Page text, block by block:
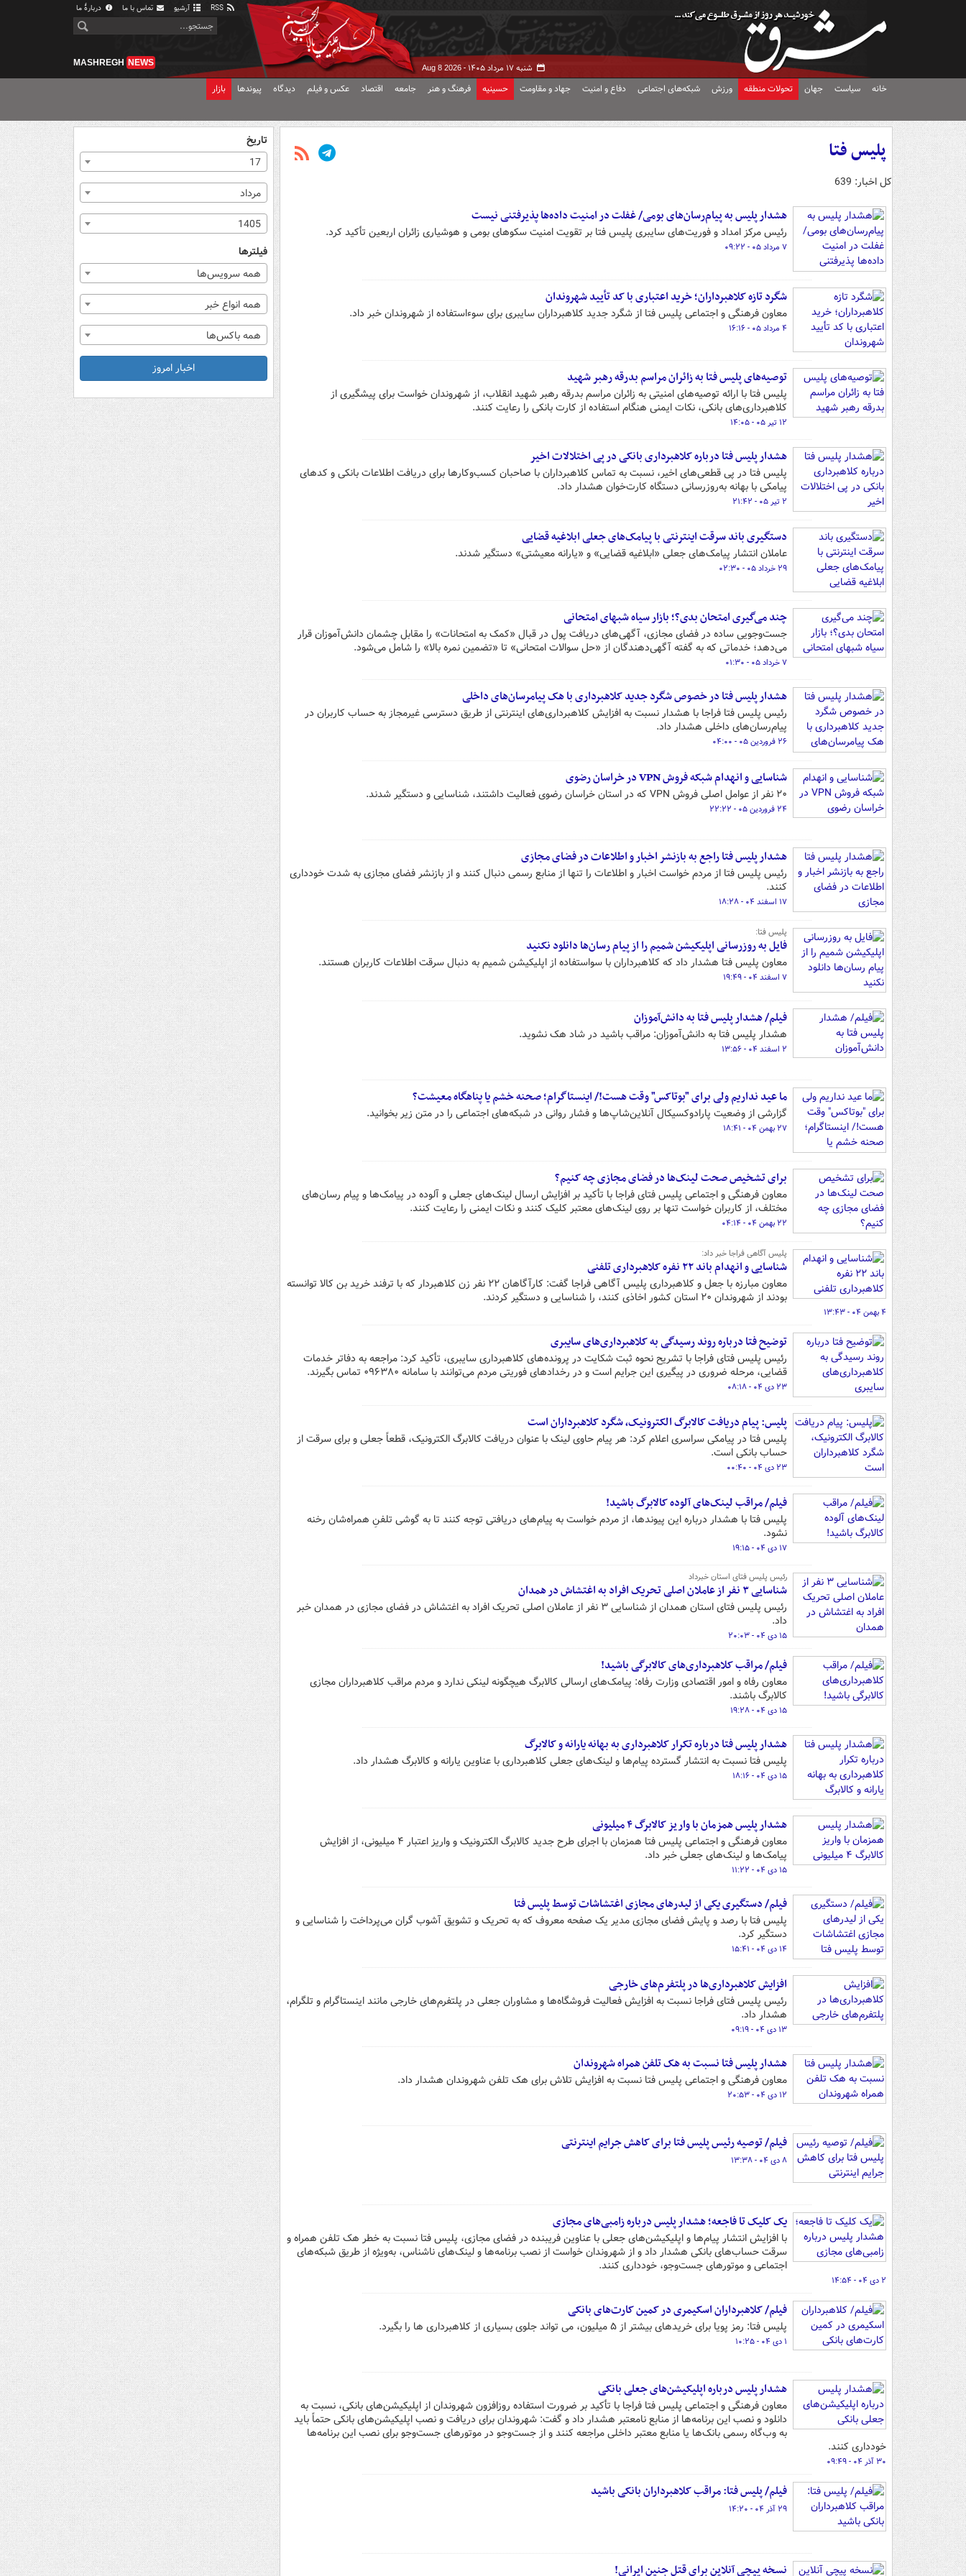
آرشیو تماس با ما دربارهٔ ما
شنبه ۱۷ مرداد ۱۴۰۵ - Aug 8 2026
MASHREGH NEWS
خانه سیاست جهان تحولات منطقه ورزش شبکه‌های اجتماعی دفاع و امنیت جهاد و مقاومت حسینیه فرهنگ و هنر جامعه اقتصاد عکس و فیلم دیدگاه پیوندها بازار
پلیس فتا
کل اخبار: 639
هشدار پلیس به پیام‌رسان‌های بومی/ غفلت در امنیت داده‌ها پذیرفتنی نیست
رئیس مرکز امداد و فوریت‌های سایبری پلیس فتا بر تقویت امنیت سکوهای بومی و هوشیاری زائران اربعین تأکید کرد.
۷ مرداد ۰۵ - ۰۹:۲۲
شگرد تازه کلاهبرداران؛ خرید اعتباری با کد تأیید شهروندان
معاون فرهنگی و اجتماعی پلیس فتا از شگرد جدید کلاهبرداران سایبری برای سوءاستفاده از شهروندان خبر داد.
۴ مرداد ۰۵ - ۱۶:۱۶
توصیه‌های پلیس فتا به زائران مراسم بدرقه رهبر شهید
پلیس فتا با ارائه توصیه‌های امنیتی به زائران مراسم بدرقه رهبر شهید انقلاب، از شهروندان خواست برای پیشگیری از
کلاهبرداری‌های بانکی، نکات ایمنی هنگام استفاده از کارت بانکی را رعایت کنند.
۱۲ تیر ۰۵ - ۱۴:۰۵
هشدار پلیس فتا درباره کلاهبرداری بانکی در پی اختلالات اخیر
پلیس فتا در پی قطعی‌های اخیر، نسبت به تماس کلاهبرداران با صاحبان کسب‌وکارها برای دریافت اطلاعات بانکی و کدهای
پیامکی با بهانه به‌روزرسانی دستگاه کارت‌خوان هشدار داد.
۲ تیر ۰۵ - ۲۱:۴۲
دستگیری باند سرقت اینترنتی با پیامک‌های جعلی ابلاغیه قضایی
عاملان انتشار پیامک‌های جعلی «ابلاغیه قضایی» و «یارانه معیشتی» دستگیر شدند.
۲۹ خرداد ۰۵ - ۰۲:۳۰
چند می‌گیری امتحان بدی؟؛ بازار سیاه شبهای امتحانی
جست‌وجویی ساده در فضای مجازی، آگهی‌های دریافت پول در قبال «کمک به امتحانات» را مقابل چشمان دانش‌آموزان قرار
می‌دهد؛ خدماتی که به گفته آگهی‌دهندگان از «حل سوالات امتحانی» تا «تضمین نمره بالا» را شامل می‌شود.
۷ خرداد ۰۵ - ۰۱:۳۰
هشدار پلیس فتا در خصوص شگرد جدید کلاهبرداری با هک پیامرسان‌های داخلی
رئیس پلیس فتا فراجا با هشدار نسبت به افزایش کلاهبرداری‌های اینترنتی از طریق دسترسی غیرمجاز به حساب کاربران در
پیام‌رسان‌های داخلی هشدار داد.
۲۶ فروردین ۰۵ - ۰۴:۰۰
شناسایی و انهدام شبکه فروش VPN در خراسان رضوی
۲۰ نفر از عوامل اصلی فروش VPN که در استان خراسان رضوی فعالیت داشتند، شناسایی و دستگیر شدند.
۲۴ فروردین ۰۵ - ۲۲:۲۲
هشدار پلیس فتا راجع به بازنشر اخبار و اطلاعات در فضای مجازی
رئیس پلیس فتا از مردم خواست اخبار و اطلاعات را تنها از منابع رسمی دنبال کنند و از بازنشر فضای مجازی به شدت خودداری
کنند.
۱۷ اسفند ۰۴ - ۱۸:۲۸
پلیس فتا:
فایل به روزرسانی اپلیکیشن شمیم را از پیام رسان‌ها دانلود نکنید
معاون پلیس فتا هشدار داد که کلاهبرداران با سواستفاده از اپلیکیشن شمیم به دنبال سرقت اطلاعات کاربران هستند.
۷ اسفند ۰۴ - ۱۹:۴۹
فیلم/ هشدار پلیس فتا به دانش‌آموزان
هشدار پلیس فتا به دانش‌آموزان: مراقب باشید در شاد هک نشوید.
۲ اسفند ۰۴ - ۱۳:۵۶
ما عید نداریم ولی برای "بوتاکس" وقت هست!/ اینستاگرام؛ صحنه خشم یا پناهگاه معیشت؟
گزارشی از وضعیت پارادوکسیکال آنلاین‌شاپ‌ها و فشار روانی در شبکه‌های اجتماعی را در متن زیر بخوانید.
۲۷ بهمن ۰۴ - ۱۸:۴۱
برای تشخیص صحت لینک‌ها در فضای مجازی چه کنیم؟
معاون فرهنگی و اجتماعی پلیس فتای فراجا با تأکید بر افزایش ارسال لینک‌های جعلی و آلوده در پیامک‌ها و پیام‌ رسان‌های
مختلف، از کاربران خواست تنها بر روی لینک‌های معتبر کلیک کنند و نکات ایمنی را رعایت کنند.
۲۲ بهمن ۰۴ - ۰۴:۱۴
پلیس آگاهی فراجا خبر داد:
شناسایی و انهدام باند ۲۲ نفره کلاهبرداری تلفنی
معاون مبارزه با جعل و کلاهبرداری پلیس آگاهی فراجا گفت: کارآگاهان ۲۲ نفر زن کلاهبردار که با ترفند خرید بن کالا توانسته
بودند از شهروندان ۲۰ استان کشور اخاذی کنند، را شناسایی و دستگیر کردند.
۴ بهمن ۰۴ - ۱۳:۴۳
توضیح فتا درباره روند رسیدگی به کلاهبرداری‌های سایبری
رئیس پلیس فتای فراجا با تشریح نحوه ثبت شکایت در پرونده‌های کلاهبرداری سایبری، تأکید کرد:‌ مراجعه به دفاتر خدمات
قضایی، مرحله ضروری در پیگیری این جرایم است و در رخدادهای فوریتی مردم می‌توانند با سامانه ۰۹۶۳۸۰ تماس بگیرند.
۲۳ دی ۰۴ - ۰۸:۱۸
پلیس: پیام دریافت کالابرگ الکترونیک، شگرد کلاهبرداران است
پلیس فتا در پیامکی سراسری اعلام کرد: هر پیام حاوی لینک با عنوان دریافت کالابرگ الکترونیک، قطعاً جعلی و برای سرقت از
حساب بانکی است.
۲۳ دی ۰۴ - ۰۰:۴۰
فیلم/ مراقب لینک‌های آلوده کالابرگ باشید!
پلیس فتا با هشدار درباره این پیوندها، از مردم خواست به پیام‌های دریافتی توجه کنند تا به گوشی تلفنِ همراه‌شان رخنه
نشود.
۱۷ دی ۰۴ - ۱۹:۱۵
رئیس پلیس فتای استان خبرداد
شناسایی ۳ نفر از عاملان اصلی تحریک افراد به اغتشاش در همدان
رئیس پلیس فتای استان همدان از شناسایی ۳ نفر از عاملان اصلی تحریک افراد به اغتشاش در فضای مجازی در همدان خبر
داد.
۱۵ دی ۰۴ - ۲۰:۰۳
فیلم/ مراقب کلاهبرداری‌های کالابرگی باشید!
معاون رفاه و امور اقتصادی وزارت رفاه: پیامک‌های ارسالی کالابرگ هیچگونه لینکی ندارد و مردم مراقب کلاهبرداران مجازی
کالابرگ باشند.
۱۵ دی ۰۴ - ۱۹:۲۸
هشدار پلیس فتا درباره تکرار کلاهبرداری به بهانه یارانه و کالابرگ
پلیس فتا نسبت به انتشار گسترده پیام‌ها و لینک‌های جعلی کلاهبرداری با عناوین یارانه و کالابرگ هشدار داد.
۱۵ دی ۰۴ - ۱۸:۱۶
هشدار پلیس همزمان با واریز کالابرگ ۴ میلیونی
معاون فرهنگی و اجتماعی پلیس فتا همزمان با اجرای طرح جدید کالابرگ الکترونیک و واریز اعتبار ۴ میلیونی، از افزایش
پیامک‌ها و لینک‌های جعلی خبر داد.
۱۵ دی ۰۴ - ۱۱:۲۲
فیلم/ دستگیری یکی از لیدرهای مجازی اغتشاشات توسط پلیس فتا
پلیس فتا با رصد و پایش فضای مجازی مدیر یک صفحه معروف که به تحریک و تشویق آشوب‌ گران می‌پرداخت را شناسایی و
دستگیر کرد.
۱۴ دی ۰۴ - ۱۵:۴۱
افزایش کلاهبرداری‌ها در پلتفرم‌های خارجی
رئیس پلیس فتای فراجا نسبت به افزایش فعالیت فروشگاه‌ها و مشاوران جعلی در پلتفرم‌های خارجی مانند اینستاگرام و تلگرام،
هشدار داد.
۱۳ دی ۰۴ - ۰۹:۱۹
هشدار پلیس فتا نسبت به هک تلفن همراه شهروندان
معاون فرهنگی و اجتماعی پلیس فتا نسبت به افزایش تلاش برای هک تلفن شهروندان هشدار داد.
۱۲ دی ۰۴ - ۲۰:۵۳
فیلم/ توصیه رئیس پلیس فتا برای کاهش جرایم اینترنتی
۸ دی ۰۴ - ۱۳:۳۸
یک کلیک تا فاجعه؛ هشدار پلیس درباره زامبی‌های مجازی
با افزایش انتشار پیام‌ها و اپلیکیشن‌های جعلی با عناوین فریبنده در فضای مجازی، پلیس فتا نسبت به خطر هک تلفن همراه و
سرقت حساب‌های بانکی هشدار داد و از شهروندان خواست از نصب برنامه‌ها و لینک‌های ناشناس، به‌ویژه از طریق شبکه‌های
اجتماعی و موتورهای جست‌وجو، خودداری کنند.
۲ دی ۰۴ - ۱۴:۵۴
فیلم/ کلاهبرداران اسکیمری در کمین کارت‌های بانکی
پلیس فتا: رمز پویا برای خریدهای بیشتر از ۵ میلیون، می تواند جلوی بسیاری از کلاهبرداری ها را بگیرد.
۱ دی ۰۴ - ۱۰:۲۵
هشدار پلیس درباره اپلیکیشن‌های جعلی بانکی
معاون فرهنگی و اجتماعی پلیس فتا فراجا با تأکید بر ضرورت استفاده روزافزون شهروندان از اپلیکیشن‌های بانکی، نسبت به
دانلود و نصب این برنامه‌ها از منابع نامعتبر هشدار داد و گفت: شهروندان برای دریافت و نصب اپلیکیشن‌های بانکی حتماً باید
به وب‌گاه رسمی بانک‌ها یا منابع معتبر داخلی مراجعه کنند و از جست‌وجو در موتورهای جست‌وجو برای نصب این برنامه‌ها
خودداری کنند.
۳۰ آذر ۰۴ - ۰۹:۴۹
فیلم/ پلیس فتا: مراقب کلاهبرداران بانکی باشید
۲۹ آذر ۰۴ - ۱۴:۲۰
نسخه پیچی آنلاین برای قتل جنین ایرانی!
تاریخ
17
مرداد
1405
فیلترها
همه سرویس‌ها
همه انواع خبر
همه باکس‌ها
اخبار امروز